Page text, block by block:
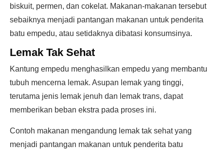
biskuit, permen, dan cokelat. Makanan-makanan tersebut
sebaiknya menjadi pantangan makanan untuk penderita
batu empedu, atau setidaknya dibatasi konsumsinya.
Lemak Tak Sehat
Kantung empedu menghasilkan empedu yang membantu
tubuh mencerna lemak. Asupan lemak yang tinggi,
terutama jenis lemak jenuh dan lemak trans, dapat
memberikan beban ekstra pada proses ini.
Contoh makanan mengandung lemak tak sehat yang
menjadi pantangan makanan untuk penderita batu